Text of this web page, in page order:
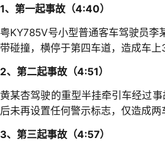
1、第一起事故（4:40）
粤KY785V号小型普通客车驾驶员李
带碰撞，横停于第四车道，造成车上
2、第二起事故（4:51）
黄某杏驾驶的重型半挂牵引车经过
后未再设置任何警示标志，仅造成两
3、第三起事故（4:57）